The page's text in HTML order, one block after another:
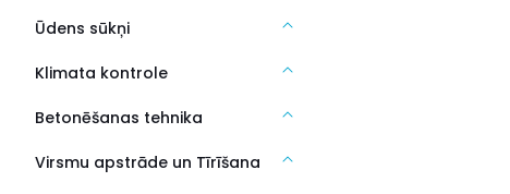
Ūdens sūkņi
Klimata kontrole
Betonēšanas tehnika
Virsmu apstrāde un Tīrīšana